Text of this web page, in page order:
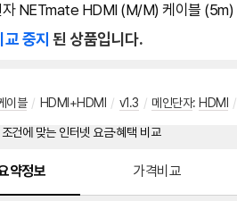
자 NETmate HDMI (M/M) 케이블 (5m)
중지 된 상품입니다.
이블 / HDMI+HDMI / v1.3 / 메인단자: HDMI /
약정보 가격비교